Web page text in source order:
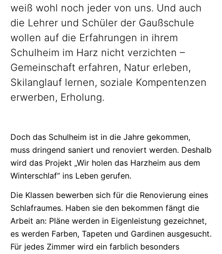
weiß wohl noch jeder von uns. Und auch
die Lehrer und Schüler der Gaußschule
wollen auf die Erfahrungen in ihrem
Schulheim im Harz nicht verzichten –
Gemeinschaft erfahren, Natur erleben,
Skilanglauf lernen, soziale Kompentenzen
erwerben, Erholung.
Doch das Schulheim ist in die Jahre gekommen,
muss dringend saniert und renoviert werden. Deshalb
wird das Projekt „Wir holen das Harzheim aus dem
Winterschlaf“ ins Leben gerufen.
Die Klassen bewerben sich für die Renovierung eines
Schlafraumes. Haben sie den bekommen fängt die
Arbeit an: Pläne werden in Eigenleistung gezeichnet,
es werden Farben, Tapeten und Gardinen ausgesucht.
Für jedes Zimmer wird ein farblich besonders